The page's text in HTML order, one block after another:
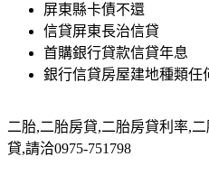
屏東縣卡債不還
信貸屏東長治信貸
首購銀行貸款信貸年息
銀行信貸房屋建地種類任
二胎,二胎房貸,二胎房貸利率,
貸,請洽0975-751798